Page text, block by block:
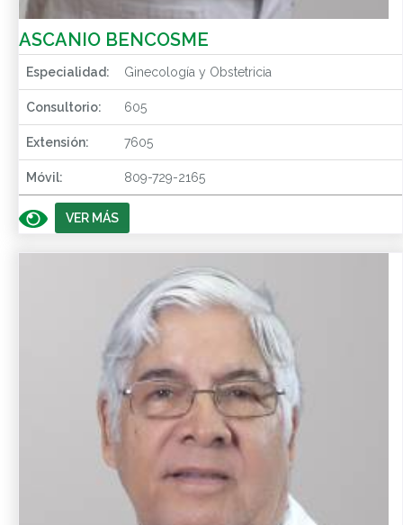
ASCANIO BENCOSME
Especialidad: Ginecología y Obstetricia
Consultorio: 605
Extensión: 7605
Móvil: 809-729-2165
VER MÁS